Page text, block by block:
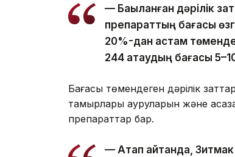
— Бақыланған дәрілік
препараттың бағасы
20%-дан астам
244 атаудың бағасы
Бағасы төмендеген дәрілік
тамырлары ауруларын және
препараттар бар.
— Атап айтқанда,